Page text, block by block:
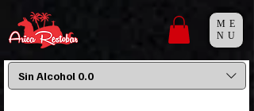
ME
NU
Sin Alcohol 0.0